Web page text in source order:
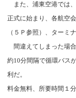
また、浦東空港では
正式に始まり、各航空
（５Ｐ参照）、ターミ
間違えてしまった場
約10分間隔で循環バス
利だ。
料金無料、所要時間１分